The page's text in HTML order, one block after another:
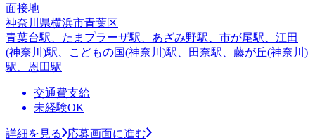
面接地
神奈川県横浜市青葉区
青葉台駅、たまプラーザ駅、あざみ野駅、市が尾駅、江田
(神奈川)駅、こどもの国(神奈川)駅、田奈駅、藤が丘(神奈川)
駅、恩田駅
交通費支給
未経験OK
詳細を見る
応募画面に進む